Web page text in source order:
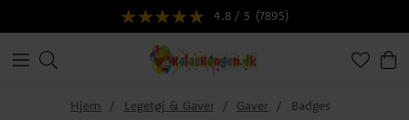
4.8 / 5 (7895)
Hjem Legetøj & Gaver Gaver Badges